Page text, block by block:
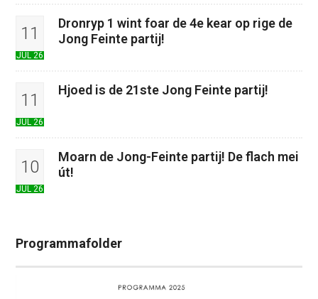
11
JUL 26
Dronryp 1 wint foar de 4e kear op rige de
Jong Feinte partij!
11
JUL 26
Hjoed is de 21ste Jong Feinte partij!
10
JUL 26
Moarn de Jong-Feinte partij! De flach mei
út!
Programmafolder